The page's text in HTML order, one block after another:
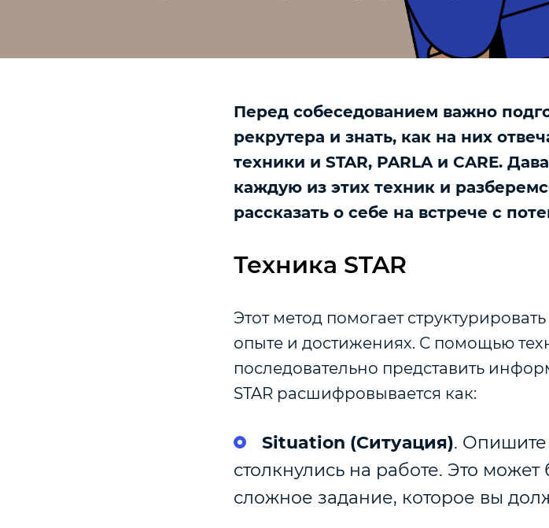
Перед собеседованием важно
рекрутера и знать, как на них
техники и STAR, PARLA и CARE.
каждую из этих техник и
рассказать о себе на встрече с
Техника STAR
Этот метод помогает
опыте и достижениях. С помощью
последовательно представить
STAR расшифровывается как:
Situation (Ситуация). Опишите
столкнулись на работе. Это
сложное задание, которое вы